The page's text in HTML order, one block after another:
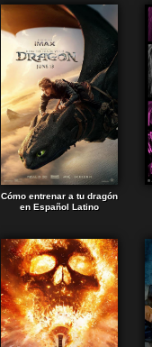
Cómo entrenar a tu dragón
en Español Latino